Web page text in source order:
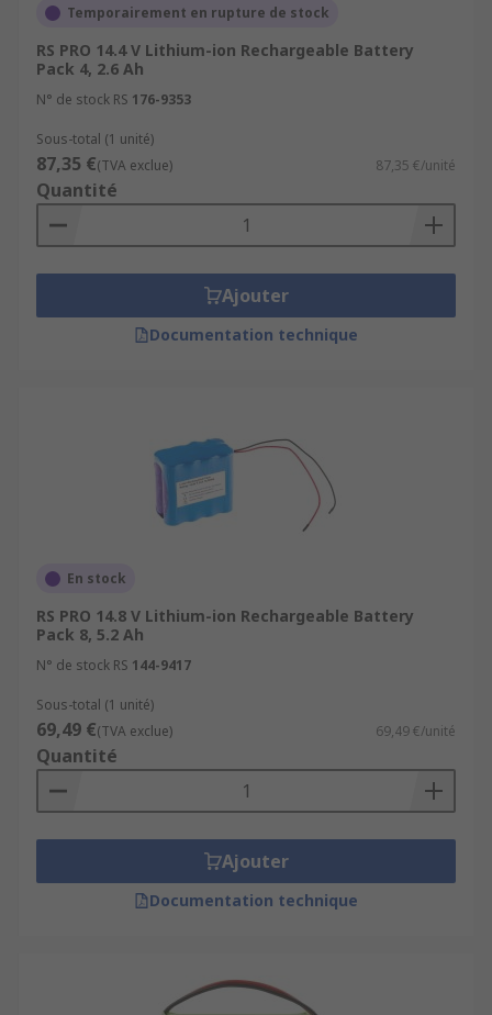
Temporairement en rupture de stock
RS PRO 14.4 V Lithium-ion Rechargeable Battery
Pack 4, 2.6 Ah
N° de stock RS 176-9353
Sous-total (1 unité)
87,35 €(TVA exclue) 87,35 €/unité
Quantité
Ajouter
Documentation technique
En stock
RS PRO 14.8 V Lithium-ion Rechargeable Battery
Pack 8, 5.2 Ah
N° de stock RS 144-9417
Sous-total (1 unité)
69,49 €(TVA exclue) 69,49 €/unité
Quantité
Ajouter
Documentation technique